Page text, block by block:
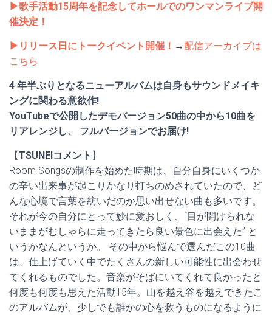
▶︎歌手活動15周年を記念してホールでのワンマンライブ開
催決定！
▶︎リリース日にトークイベント開催！ → 配信アーカイブは
こちら
4 年半ぶりとなるニューアルバムは自身もサウンドメイキ
ングに関わる意欲作!
YouTubeで公開したデモバージョン50曲の中から10曲を
リアレンジし、 フルバージョンでお届け!
【TSUNEIコメント 】
Room Songsの制作を始めた時期は、自分自身にいくつか
の辛い出来事が起こりかなり打ちのめされていたので、ど
んな心境で言葉を紡いだのか思い出せない曲も多いです。
それが今の自分にとって妙に愛おしく、“目が開けられな
いままがむしゃらに走ってきたら良い景色に出会えた” と
いうかなんというか。 その中から悩んで選んだこの10曲
は、仕上げていく中でたくさんの新しい可能性に出会わせ
てくれるものでした。音楽がそばにいてくれて良かったと
何度も何度も思えた活動15年。山を越え谷を越えできたこ
のアルバムが、少しでも誰かの心を救うものになるように